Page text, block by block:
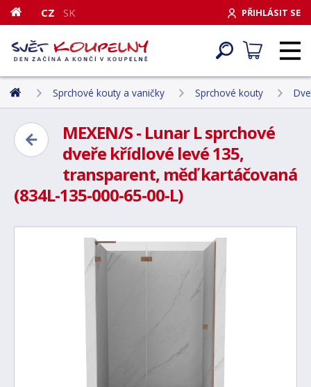
PŘIHLÁSIT SE
CZ SK
Sprchové kouty a vaničky Sprchové kouty
MEXEN/S - Lunar L sprchové
dveře křídlové levé 135,
transparent, měď kartáčovaná
(834L-135-000-65-00-L)